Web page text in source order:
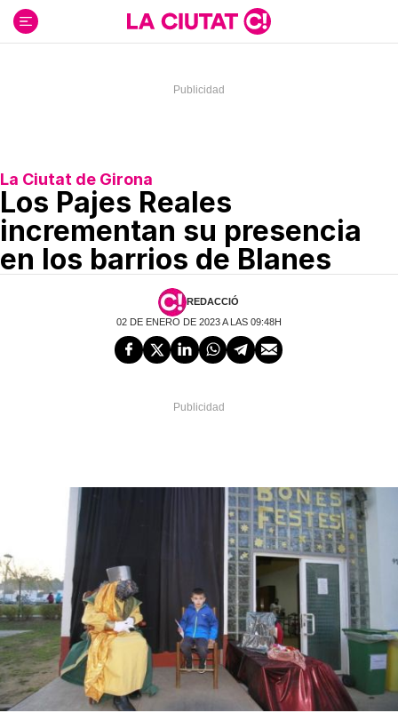
contenido
La Ciutat de Girona
Los Pajes Reales
incrementan su presencia
en los barrios de Blanes
REDACCIÓ
02 DE ENERO DE 2023 A LAS 09:48H